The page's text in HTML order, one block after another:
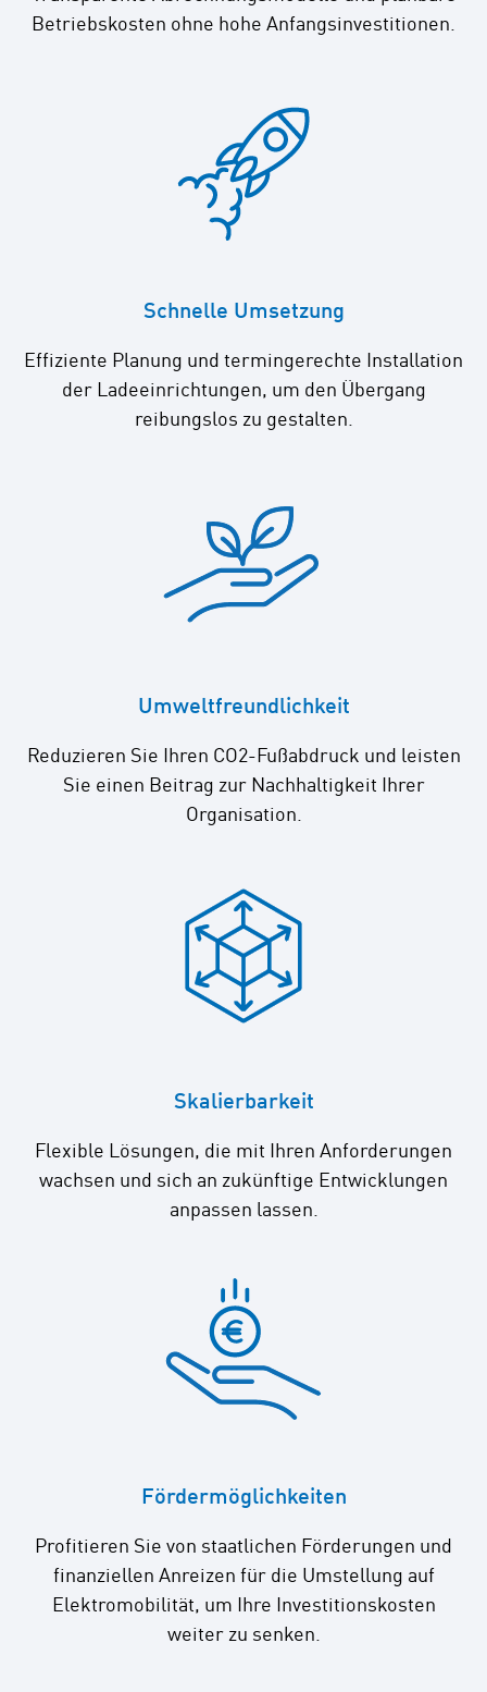
Betriebskosten ohne hohe Anfangsinvestitionen.
Schnelle Umsetzung
Effiziente Planung und termingerechte Installation
der Ladeeinrichtungen, um den Übergang
reibungslos zu gestalten.
Umweltfreundlichkeit
Reduzieren Sie Ihren CO2-Fußabdruck und leisten
Sie einen Beitrag zur Nachhaltigkeit Ihrer
Organisation.
Skalierbarkeit
Flexible Lösungen, die mit Ihren Anforderungen
wachsen und sich an zukünftige Entwicklungen
anpassen lassen.
Fördermöglichkeiten
Profitieren Sie von staatlichen Förderungen und
finanziellen Anreizen für die Umstellung auf
Elektromobilität, um Ihre Investitionskosten
weiter zu senken.